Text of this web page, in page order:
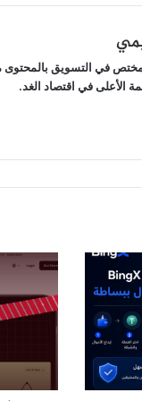
في التسويق بالمحتوى
الأعلى في اقتصاد الغد.